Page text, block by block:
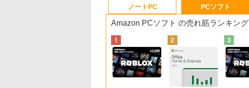
ノートPC PCソフト
Amazon PCソフト の売れ筋ランキング